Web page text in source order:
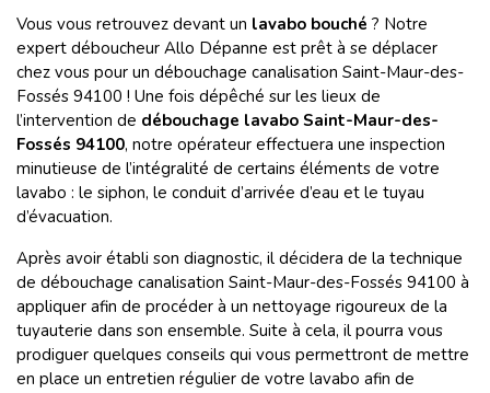
Vous vous retrouvez devant un lavabo bouché ? Notre
expert déboucheur Allo Dépanne est prêt à se déplacer
chez vous pour un débouchage canalisation Saint-Maur-des-
Fossés 94100 ! Une fois dépêché sur les lieux de
l’intervention de débouchage lavabo Saint-Maur-des-
Fossés 94100, notre opérateur effectuera une inspection
minutieuse de l’intégralité de certains éléments de votre
lavabo : le siphon, le conduit d’arrivée d’eau et le tuyau
d’évacuation.
Après avoir établi son diagnostic, il décidera de la technique
de débouchage canalisation Saint-Maur-des-Fossés 94100 à
appliquer afin de procéder à un nettoyage rigoureux de la
tuyauterie dans son ensemble. Suite à cela, il pourra vous
prodiguer quelques conseils qui vous permettront de mettre
en place un entretien régulier de votre lavabo afin de